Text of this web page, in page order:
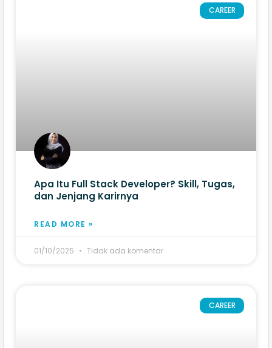
CAREER
Apa Itu Full Stack Developer? Skill, Tugas,
dan Jenjang Karirnya
READ MORE »
01/10/2025 Tidak ada komentar
CAREER